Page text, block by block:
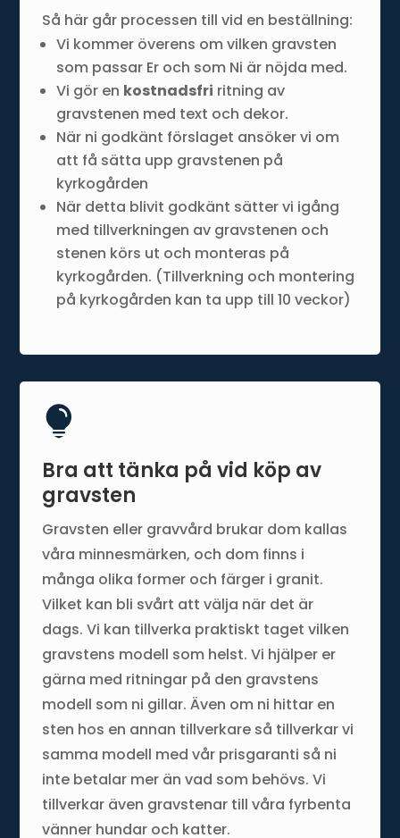
Så här går processen till vid en beställning:
Vi kommer överens om vilken gravsten
som passar Er och som Ni är nöjda med.
Vi gör en kostnadsfri ritning av
gravstenen med text och dekor.
När ni godkänt förslaget ansöker vi om
att få sätta upp gravstenen på
kyrkogården
När detta blivit godkänt sätter vi igång
med tillverkningen av gravstenen och
stenen körs ut och monteras på
kyrkogården. (Tillverkning och montering
på kyrkogården kan ta upp till 10 veckor)

Bra att tänka på vid köp av
gravsten
Gravsten eller gravvård brukar dom kallas
våra minnesmärken, och dom finns i
många olika former och färger i granit.
Vilket kan bli svårt att välja när det är
dags. Vi kan tillverka praktiskt taget vilken
gravstens modell som helst. Vi hjälper er
gärna med ritningar på den gravstens
modell som ni gillar. Även om ni hittar en
sten hos en annan tillverkare så tillverkar vi
samma modell med vår prisgaranti så ni
inte betalar mer än vad som behövs. Vi
tillverkar även gravstenar till våra fyrbenta
vänner hundar och katter.